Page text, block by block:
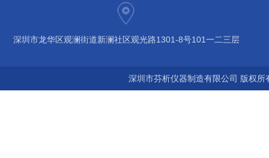
深圳市龙华区观澜街道新澜社区观光路1301-8号101一二三层
深圳市芬析仪器制造有限公司 版权